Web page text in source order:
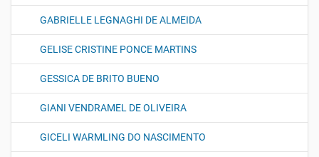
GABRIELLE LEGNAGHI DE ALMEIDA
GELISE CRISTINE PONCE MARTINS
GESSICA DE BRITO BUENO
GIANI VENDRAMEL DE OLIVEIRA
GICELI WARMLING DO NASCIMENTO